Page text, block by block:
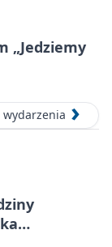
„Jedziemy
wydarzenia